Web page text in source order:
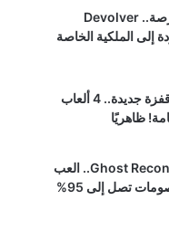
بعد سنوات في البورصة.. Devolver
محاكي PS5 يحقق قفزة جديدة.. 4 ألعاب
ظاهريًا
أفضل وقت لعشاق Ghost Recon.. العب
تصل إلى 95%